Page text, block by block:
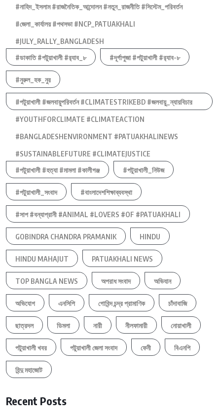
#নাহিদ_ইসলাম #রাজনৈতিক_আন্দোলন #নতুন_রাজনীতি #সিস্টেম_পরিবর্তন
#জেলা_কার্যালয় #পথসভা #NCP_PATUAKHALI
#JULY_RALLY_BANGLADESH
#ডাকাতি #পটুয়াখালী #র‍্যাব_৮
#দূর্গাপুজা #পটুয়াখালী #র‍্যাব-৮
#নুরুল_হক_নুর
#পটুয়াখালী #জলবায়ুপরিবর্তন #CLIMATESTRIKEBD #জলবায়ু_ন্যায়বিচার
#YOUTHFORCLIMATE #CLIMATEACTION
#BANGLADESHENVIRONMENT #PATUAKHALINEWS
#SUSTAINABLEFUTURE #CLIMATEJUSTICE
#পটুয়াখালী #হত্যা #মামলা #কালীগঞ্জ
#পটুয়াখালী_নিউজ
#পটুয়াখালী_সংবাদ #বাংলাদেশশিক্ষাব্যবস্থা
#সাপ #বন্যাপ্রানী #ANIMAL #LOVERS #OF #PATUAKHALI
GOBINDRA CHANDRA PRAMANIK HINDU
HINDU MAHAJUT PATUAKHALI NEWS
TOP BANGLA NEWS অপরাধ সংবাদ অভিযান
অভিযোগ এনসিপি গোবিন্দ চন্দ্র প্রামাণিক চাঁদাবাজি
ছাত্রদল ডিমলা নারী নীলফামারী নোয়াখালী
পটুয়াখালী খবর পটুয়াখালী জেলা সংবাদ ফেনী বিএনপি
হিন্দু মহাজোট
Recent Posts